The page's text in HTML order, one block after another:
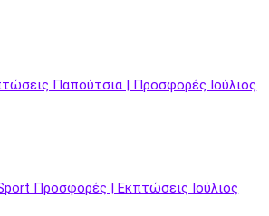
Παπούτσια | Προσφορές Ιούλιος
Προσφορές | Εκπτώσεις Ιούλιος